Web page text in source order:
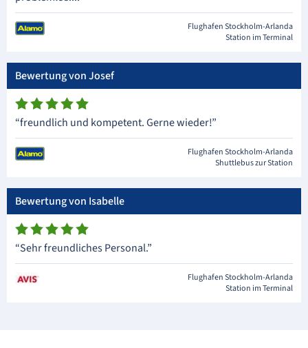
Flughafen Stockholm-Arlanda
Station im Terminal
Bewertung von Josef
“freundlich und kompetent. Gerne wieder!”
Flughafen Stockholm-Arlanda
Shuttlebus zur Station
Bewertung von Isabelle
“Sehr freundliches Personal.”
Flughafen Stockholm-Arlanda
Station im Terminal